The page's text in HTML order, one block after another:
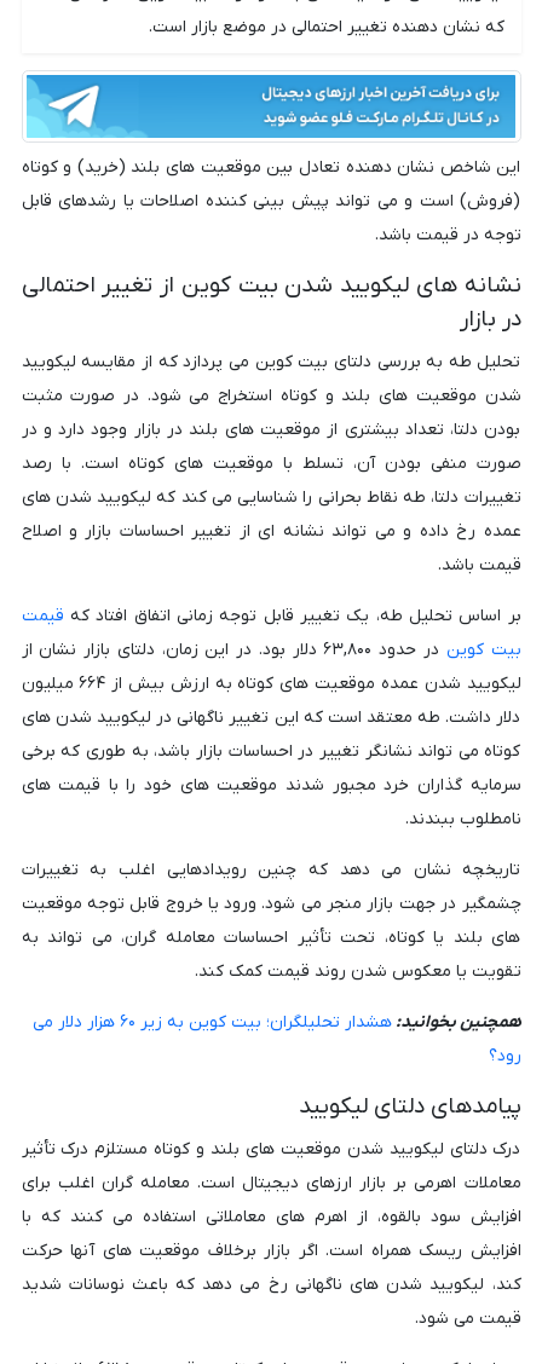
که نشان دهنده تغییر احتمالی در موضع بازار است.
این شاخص نشان دهنده تعادل بین موقعیت های بلند (خرید) و کوتاه
(فروش) است و می تواند پیش بینی کننده اصلاحات یا رشدهای قابل
توجه در قیمت باشد.
نشانه های لیکویید شدن بیت کوین از تغییر احتمالی
در بازار
تحلیل طه به بررسی دلتای بیت کوین می پردازد که از مقایسه لیکویید
شدن موقعیت های بلند و کوتاه استخراج می شود. در صورت مثبت
بودن دلتا، تعداد بیشتری از موقعیت های بلند در بازار وجود دارد و در
صورت منفی بودن آن، تسلط با موقعیت های کوتاه است. با رصد
تغییرات دلتا، طه نقاط بحرانی را شناسایی می کند که لیکویید شدن های
عمده رخ داده و می تواند نشانه ای از تغییر احساسات بازار و اصلاح
قیمت باشد.
بر اساس تحلیل طه، یک تغییر قابل توجه زمانی اتفاق افتاد که قیمت
بیت کوین
در حدود ۶۳,۸۰۰ دلار بود. در این زمان، دلتای بازار نشان از
لیکویید شدن عمده موقعیت های کوتاه به ارزش بیش از ۶۶۴ میلیون
دلار داشت. طه معتقد است که این تغییر ناگهانی در لیکویید شدن های
کوتاه می تواند نشانگر تغییر در احساسات بازار باشد، به طوری که برخی
سرمایه گذاران خرد مجبور شدند موقعیت های خود را با قیمت های
نامطلوب ببندند.
تاریخچه نشان می دهد که چنین رویدادهایی اغلب به تغییرات
چشمگیر در جهت بازار منجر می شود. ورود یا خروج قابل توجه موقعیت
های بلند یا کوتاه، تحت تأثیر احساسات معامله گران، می تواند به
تقویت یا معکوس شدن روند قیمت کمک کند.
همچنین بخوانید:
هشدار تحلیلگران؛ بیت کوین به زیر ۶۰ هزار دلار می
رود؟
پیامدهای دلتای لیکویید
درک دلتای لیکویید شدن موقعیت های بلند و کوتاه مستلزم درک تأثیر
معاملات اهرمی بر بازار ارزهای دیجیتال است. معامله گران اغلب برای
افزایش سود بالقوه، از اهرم های معاملاتی استفاده می کنند که با
افزایش ریسک همراه است. اگر بازار برخلاف موقعیت های آنها حرکت
کند، لیکویید شدن های ناگهانی رخ می دهد که باعث نوسانات شدید
قیمت می شود.